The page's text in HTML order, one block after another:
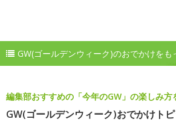
GW(ゴールデンウィーク)のおでかけをも
編集部おすすめの「今年のGW」の楽しみ方
GW(ゴールデンウィーク)おでかけト